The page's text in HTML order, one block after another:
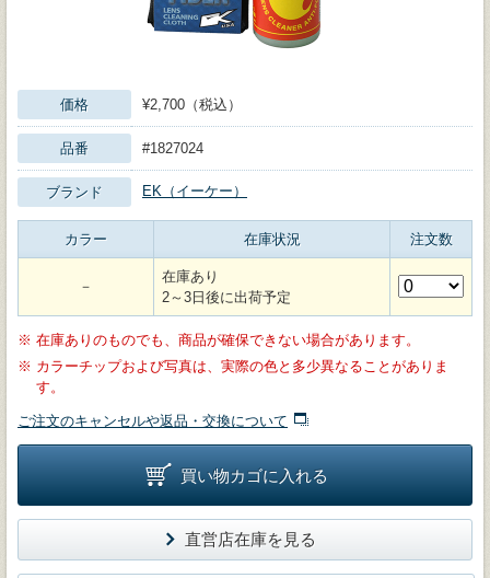
価格 ¥2,700（税込）
品番 #1827024
ブランド EK（イーケー）
カラー 在庫状況 注文数
－
在庫あり
2～3日後に出荷予定
※ 在庫ありのものでも、商品が確保できない場合があります。
※ カラーチップおよび写真は、実際の色と多少異なることがありま
す。
ご注文のキャンセルや返品・交換について
買い物カゴに入れる
直営店在庫を見る